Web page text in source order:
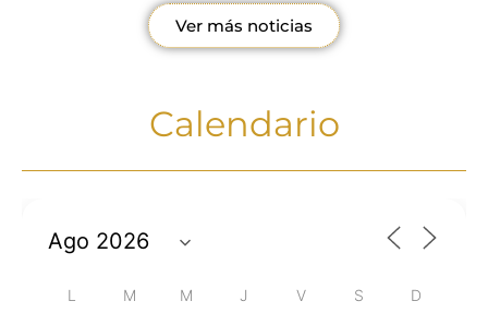
Ver más noticias
Calendario
L M M J V S D